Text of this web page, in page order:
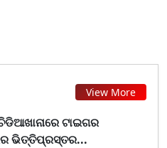
View More
ଟାଇଗର
ଭିତ୍ତିପ୍ରସ୍ତର...